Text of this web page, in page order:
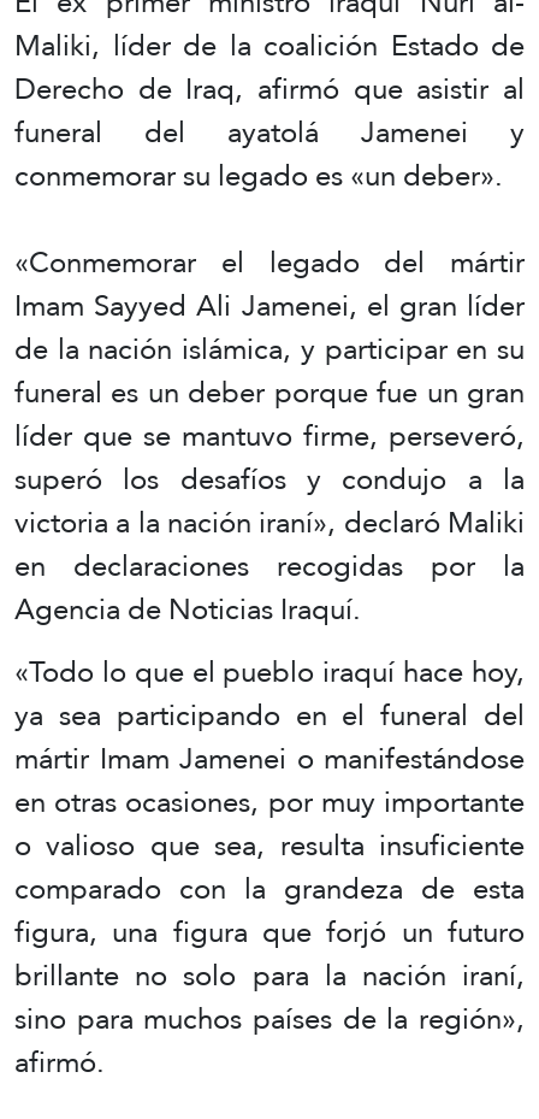
Maliki, líder de la coalición Estado de
Derecho de Iraq, afirmó que asistir al
funeral del ayatolá Jamenei y
conmemorar su legado es «un deber».
«Conmemorar el legado del mártir
Imam Sayyed Ali Jamenei, el gran líder
de la nación islámica, y participar en su
funeral es un deber porque fue un gran
líder que se mantuvo firme, perseveró,
superó los desafíos y condujo a la
victoria a la nación iraní», declaró Maliki
en declaraciones recogidas por la
Agencia de Noticias Iraquí.
«Todo lo que el pueblo iraquí hace hoy,
ya sea participando en el funeral del
mártir Imam Jamenei o manifestándose
en otras ocasiones, por muy importante
o valioso que sea, resulta insuficiente
comparado con la grandeza de esta
figura, una figura que forjó un futuro
brillante no solo para la nación iraní,
sino para muchos países de la región»,
afirmó.